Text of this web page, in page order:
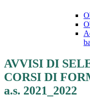
AVVISI DI
CORSI DI
a.s. 2021_2022